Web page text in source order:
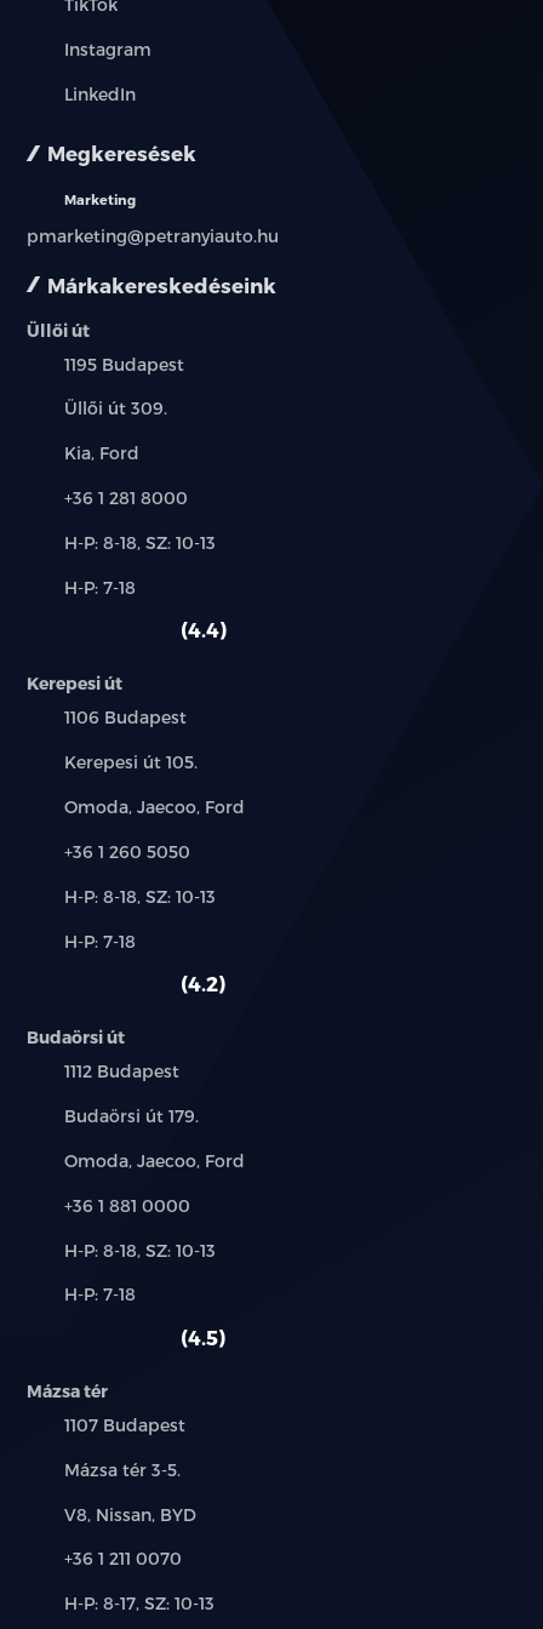
Márkakereskedéseink
Üllői út
Település:
1195 Budapest
Cím:
Üllői út 309.
Márkák:
Kia, Ford
Telefon:
+36 1 281 8000
Új-
használt
H-P: 8-18, SZ: 10-13
Alkatrész,
H-P: 7-18
4.4
Kerepesi út
Település:
1106 Budapest
Cím:
Kerepesi út 105.
Márkák:
Omoda, Jaecoo, Ford
Telefon:
+36 1 260 5050
Új-
használt
H-P: 8-18, SZ: 10-13
Alkatrész,
H-P: 7-18
4.2
Budaörsi út
Település:
1112 Budapest
Cím:
Budaörsi út 179.
Márkák:
Omoda, Jaecoo, Ford
Telefon:
+36 1 881 0000
Új-
használt
H-P: 8-18, SZ: 10-13
Alkatrész,
H-P: 7-18
4.5
Mázsa tér
Település:
1107 Budapest
Cím:
Mázsa tér 3-5.
Márkák:
V8, Nissan, BYD
Telefon:
+36 1 211 0070
Új-
H-P: 8-17, SZ: 10-13
TikTok
Instagram
LinkedIn
Megkeresések
Marketing
pmarketing@petranyiauto.hu